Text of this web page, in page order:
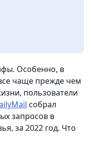
Особенно, в
чаще прежде чем
пользователи
собрал
запросов в
за 2022 год. Что